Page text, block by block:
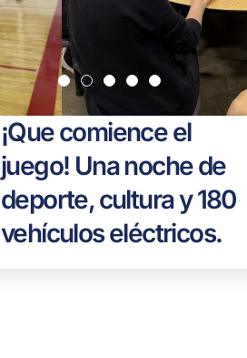
¡Que comience el
juego! Una noche de
deporte, cultura y 180
vehículos eléctricos.